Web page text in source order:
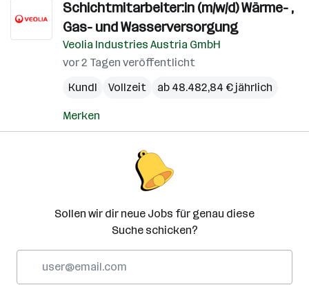
Schichtmitarbeiter:in (m/w/d) Wärme- ,
Gas- und Wasserversorgung
Veolia Industries Austria GmbH
vor 2 Tagen veröffentlicht
Kundl
Vollzeit ab 48.482,84 € jährlich
Merken
Sollen wir dir neue Jobs für genau diese
Suche schicken?